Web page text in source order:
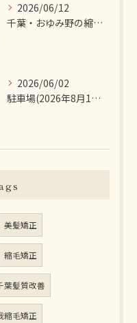
2026/06/12
千葉・おゆみ野の縮毛矯正・髪質改善特化美容師の真野あゆみです...
2026/06/02
駐車場(2026年8月1日〜)について
美髪矯正
縮毛矯正
葉髪質改善
縮毛矯正